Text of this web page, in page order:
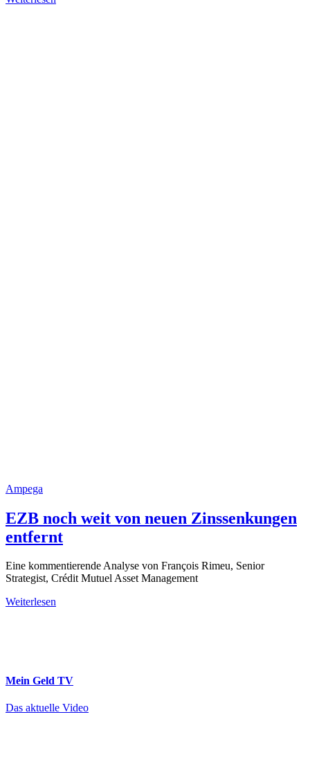
Ampega
EZB noch weit von neuen Zinssenkungen
entfernt
Eine kommentierende Analyse von François Rimeu, Senior
Strategist, Crédit Mutuel Asset Management
Weiterlesen
Mein Geld TV
Das aktuelle Video